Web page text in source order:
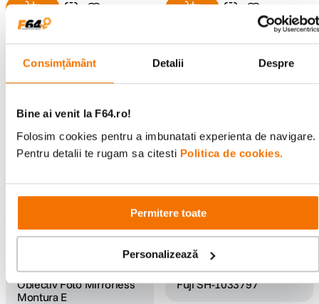
Consimțământ Detalii Despre
Bine ai venit la F64.ro!
Folosim cookies pentru a imbunatati experienta de navigare.
Pentru detalii te rugam sa citesti Politica de cookies.
Permitere toate
Personalizează
MeiKe MK-DC1 O2
Olympus
(2)
(0)
2.03990 lei